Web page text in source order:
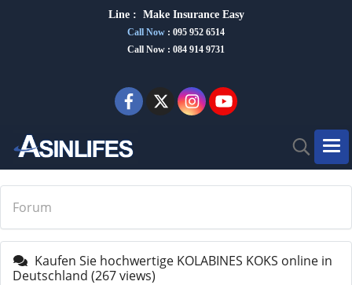
Line : Make Insurance Easy
Call Now : 095 952 6514
Call Now : 084 914 9731
Forum
Kaufen Sie hochwertige KOLABINES KOKS online in
Deutschland (267 views)